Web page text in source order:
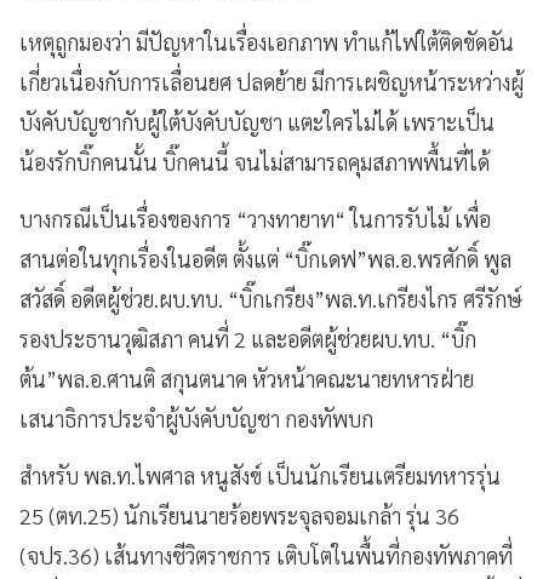
เหตุถูกมองว่า มีปัญหาในเรื่องเอกภาพ ทำแก้ไฟใต้ติดขัดอัน
เกี่ยวเนื่องกับการเลื่อนยศ ปลดย้าย มีการเผชิญหน้าระหว่างผู้
บังคับบัญชากับผู้ใต้บังคับบัญชา แตะใครไม่ได้ เพราะเป็น
น้องรักบิ๊กคนนั้น บิ๊กคนนี้ จนไม่สามารถคุมสภาพพื้นที่ได้
บางกรณีเป็นเรื่องของการ “วางทายาท“ ในการรับไม้ เพื่อ
สานต่อในทุกเรื่องในอดีต ตั้งแต่ “บิ๊กเดฟ”พล.อ.พรศักดิ์ พูล
สวัสดิ์ อดีตผู้ช่วย.ผบ.ทบ. “บิ๊กเกรียง”พล.ท.เกรียงไกร ศรีรักษ์
รองประธานวุฒิสภา คนที่ 2 และอดีตผู้ช่วยผบ.ทบ. “บิ๊ก
ต้น”พล.อ.ศานติ สกุนตนาค หัวหน้าคณะนายทหารฝ่าย
เสนาธิการประจำผู้บังคับบัญชา กองทัพบก
สำหรับ พล.ท.ไพศาล หนูสังข์ เป็นนักเรียนเตรียมทหารรุ่น
25 (ตท.25) นักเรียนนายร้อยพระจุลจอมเกล้า รุ่น 36
(จปร.36) เส้นทางชีวิตราชการ เติบโตในพื้นที่กองทัพภาคที่